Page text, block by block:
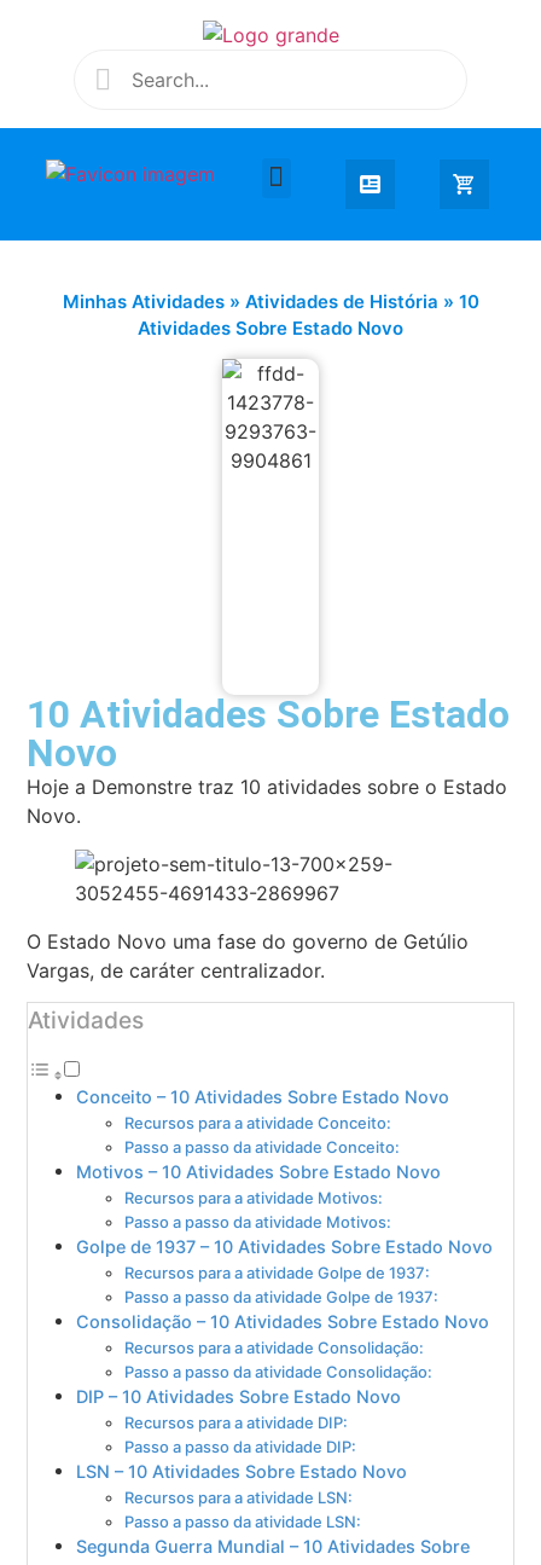
Minhas Atividades» Atividades de História » 10
Atividades Sobre Estado Novo
10 Atividades Sobre Estado
Novo
Hoje a Demonstre traz 10 atividades sobre o Estado
Novo.
O Estado Novo uma fase do governo de Getúlio
Vargas, de caráter centralizador.
Atividades
Conceito – 10 Atividades Sobre Estado Novo
Recursos para a atividade Conceito:
Passo a passo da atividade Conceito:
Motivos – 10 Atividades Sobre Estado Novo
Recursos para a atividade Motivos:
Passo a passo da atividade Motivos:
Golpe de 1937 – 10 Atividades Sobre Estado Novo
Recursos para a atividade Golpe de 1937:
Passo a passo da atividade Golpe de 1937:
Consolidação – 10 Atividades Sobre Estado Novo
Recursos para a atividade Consolidação:
Passo a passo da atividade Consolidação:
DIP – 10 Atividades Sobre Estado Novo
Recursos para a atividade DIP:
Passo a passo da atividade DIP:
LSN – 10 Atividades Sobre Estado Novo
Recursos para a atividade LSN:
Passo a passo da atividade LSN:
Segunda Guerra Mundial – 10 Atividades Sobre